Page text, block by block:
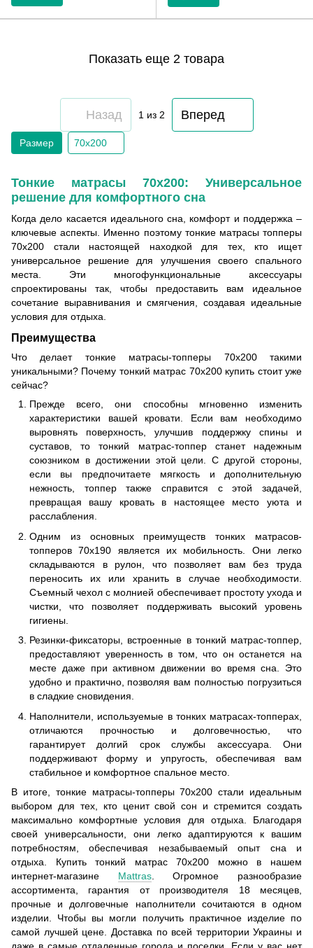
Показать еще 2 товара
Назад 1из 2 Вперед
Тонкие матрасы 70x200: Универсальное
решение для комфортного сна
Когда дело касается идеального сна, комфорт и поддержка –
ключевые аспекты. Именно поэтому тонкие матрасы топперы
70x200 стали настоящей находкой для тех, кто ищет
универсальное решение для улучшения своего спального
места. Эти многофункциональные аксессуары
спроектированы так, чтобы предоставить вам идеальное
сочетание выравнивания и смягчения, создавая идеальные
условия для отдыха.
Преимущества
Что делает тонкие матрасы-топперы 70x200 такими
уникальными? Почему тонкий матрас 70x200 купить стоит уже
сейчас?
Прежде всего, они способны мгновенно изменить
характеристики вашей кровати. Если вам необходимо
выровнять поверхность, улучшив поддержку спины и
суставов, то тонкий матрас-топпер станет надежным
союзником в достижении этой цели. С другой стороны,
если вы предпочитаете мягкость и дополнительную
нежность, топпер также справится с этой задачей,
превращая вашу кровать в настоящее место уюта и
расслабления.
Одним из основных преимуществ тонких матрасов-
топперов 70x190 является их мобильность. Они легко
складываются в рулон, что позволяет вам без труда
переносить их или хранить в случае необходимости.
Съемный чехол с молнией обеспечивает простоту ухода и
чистки, что позволяет поддерживать высокий уровень
гигиены.
Резинки-фиксаторы, встроенные в тонкий матрас-топпер,
предоставляют уверенность в том, что он останется на
месте даже при активном движении во время сна. Это
удобно и практично, позволяя вам полностью погрузиться
в сладкие сновидения.
Наполнители, используемые в тонких матрасах-топперах,
отличаются прочностью и долговечностью, что
гарантирует долгий срок службы аксессуара. Они
поддерживают форму и упругость, обеспечивая вам
стабильное и комфортное спальное место.
В итоге, тонкие матрасы-топперы 70x200 стали идеальным
выбором для тех, кто ценит свой сон и стремится создать
максимально комфортные условия для отдыха. Благодаря
своей универсальности, они легко адаптируются к вашим
потребностям, обеспечивая незабываемый опыт сна и
отдыха. Купить тонкий матрас 70x200 можно в нашем
интернет-магазине Mattras. Огромное разнообразие
ассортимента, гарантия от производителя 18 месяцев,
прочные и долговечные наполнители сочитаются в одном
изделии. Чтобы вы могли получить практичное изделие по
самой лучшей цене. Доставка по всей территории Украины и
Размер 70х200